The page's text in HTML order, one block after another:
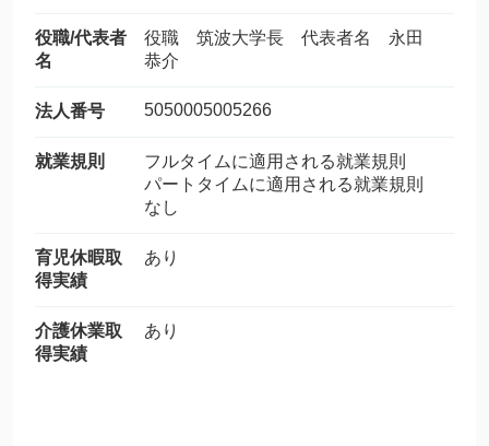
役職/代表者
名
役職 筑波大学長 代表者名 永田
恭介
法人番号 5050005005266
就業規則
フルタイムに適用される就業規則
パートタイムに適用される就業規則
なし
育児休暇取
得実績
あり
介護休業取
得実績
あり